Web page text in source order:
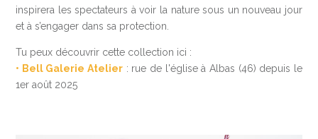
inspirera les spectateurs à voir la nature sous un nouveau jour
et à s’engager dans sa protection.
Tu peux découvrir cette collection ici :
• Bell Galerie Atelier : rue de l'église à Albas (46) depuis le
1er août 2025